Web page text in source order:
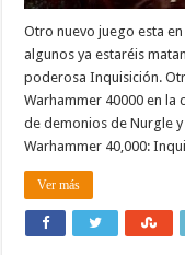
Otro nuevo juego esta
algunos ya estaréis
poderosa Inquisición.
Warhammer 40000 en la
de demonios de Nurgle
Warhammer 40,000:
Ver más